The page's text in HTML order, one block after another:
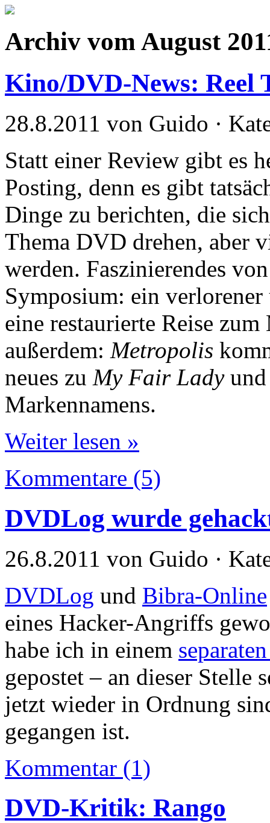
Archiv vom August
Kino/DVD-News: Reel
28.8.2011 von Guido ·
Statt einer Review gibt es
Posting, denn es gibt
Dinge zu berichten, die
Thema DVD drehen, aber
werden. Faszinierendes
Symposium: ein
eine restaurierte Reise
außerdem: Metropolis
neues zu My Fair Ladyund
Markennamens.
Weiter lesen »
Kommentare (5)
DVDLog wurde
26.8.2011 von Guido ·
DVDLog und Bibra-Online
eines Hacker-Angriffs
habe ich in einem
gepostet – an dieser Stelle
jetzt wieder in Ordnung
gegangen ist.
Kommentar (1)
DVD-Kritik: Rango